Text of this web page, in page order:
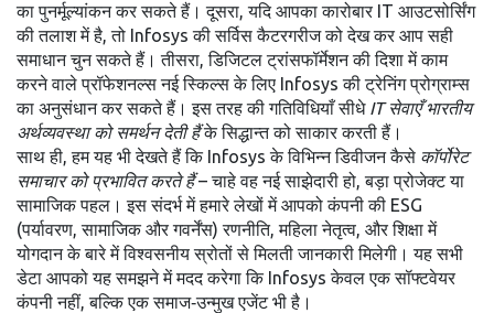
का पुनर्मूल्यांकन कर सकते हैं। दूसरा, यदि आपका कारोबार IT आउटसोर्सिंग
की तलाश में है, तो Infosys की सर्विस कैटरगरीज को देख कर आप सही
समाधान चुन सकते हैं। तीसरा, डिजिटल ट्रांसफॉर्मेशन की दिशा में काम
करने वाले प्रॉफेशनल्स नई स्किल्स के लिए Infosys की ट्रेनिंग प्रोग्राम्स
का अनुसंधान कर सकते हैं। इस तरह की गतिविधियाँ सीधे IT सेवाएँ भारतीय
अर्थव्यवस्था को समर्थन देती हैंके सिद्धान्त को साकार करती हैं।
साथ ही, हम यह भी देखते हैं कि Infosys के विभिन्न डिवीजन कैसे कॉर्पोरेट
समाचार को प्रभावित करते हैं– चाहे वह नई साझेदारी हो, बड़ा प्रोजेक्ट या
सामाजिक पहल। इस संदर्भ में हमारे लेखों में आपको कंपनी की ESG
(पर्यावरण, सामाजिक और गवर्नेंस) रणनीति, महिला नेतृत्‍व, और शिक्षा में
योगदान के बारे में विश्वसनीय स्रोतों से मिलती जानकारी मिलेगी। यह सभी
डेटा आपको यह समझने में मदद करेगा कि Infosys केवल एक सॉफ्टवेयर
कंपनी नहीं, बल्कि एक समाज‑उन्मुख एजेंट भी है।